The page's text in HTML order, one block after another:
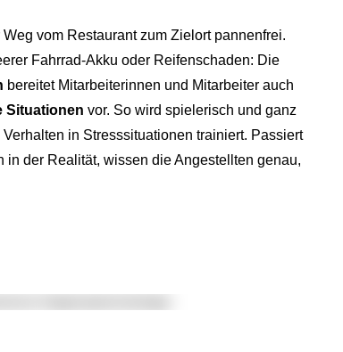
vom Restaurant zum Zielort pannenfrei.
Fahrrad-Akku oder Reifenschaden: Die
bereitet Mitarbeiterinnen und Mitarbeiter auch
Situationen vor. So wird spielerisch und ganz
in Stresssituationen trainiert. Passiert
in der Realität, wissen die Angestellten genau,